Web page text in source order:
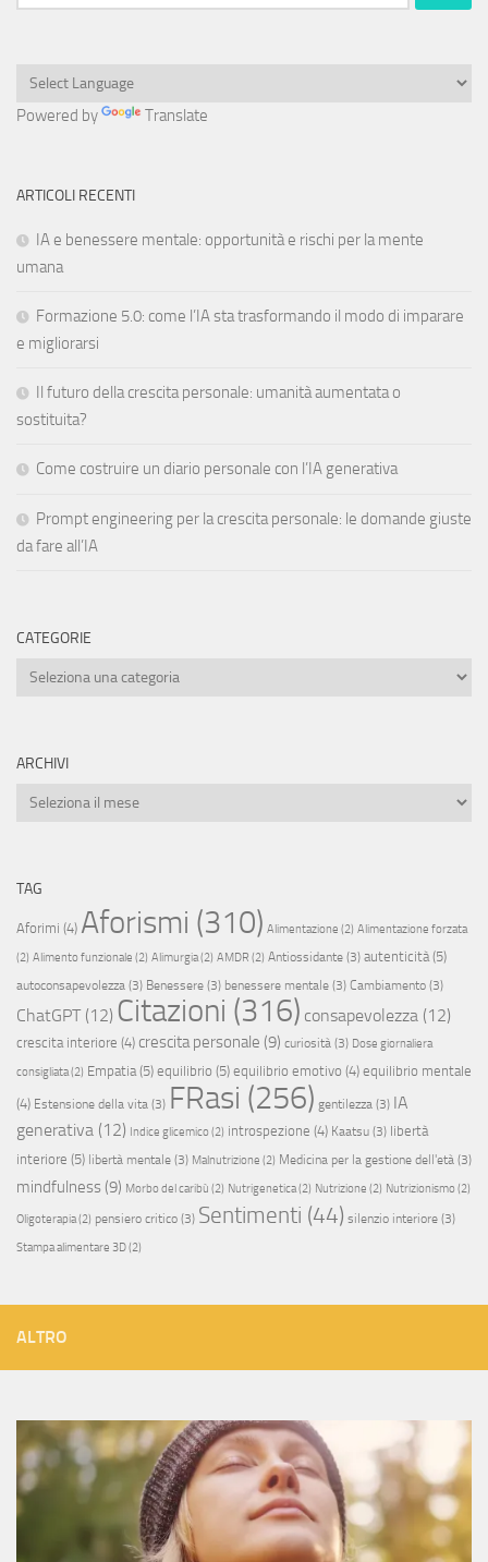
per:
Powered by Translate
ARTICOLI RECENTI
IA e benessere mentale: opportunità e rischi per la mente
umana
Formazione 5.0: come l’IA sta trasformando il modo di imparare
e migliorarsi
Il futuro della crescita personale: umanità aumentata o
sostituita?
Come costruire un diario personale con l’IA generativa
Prompt engineering per la crescita personale: le domande giuste
da fare all’IA
CATEGORIE
Categorie
ARCHIVI
Archivi
TAG
Aforimi (4) Aforismi (310) Alimentazione (2) Alimentazione forzata
(2) Alimento funzionale (2) Alimurgia(2) AMDR (2) Antiossidante (3) autenticità(5)
autoconsapevolezza (3) Benessere (3) benessere mentale (3) Cambiamento (3)
ChatGPT(12) Citazioni (316) consapevolezza (12)
crescita interiore (4) crescita personale (9) curiosità (3) Dose giornaliera
consigliata(2) Empatia(5) equilibrio (5) equilibrio emotivo (4) equilibrio mentale
(4) Estensione della vita (3) FRasi (256) gentilezza (3) IA
generativa (12) Indice glicemico (2) introspezione (4) Kaatsu (3) libertà
interiore (5) libertà mentale (3) Malnutrizione (2) Medicina per la gestione dell'età (3)
mindfulness (9) Morbo del caribù (2) Nutrigenetica(2) Nutrizione (2) Nutrizionismo (2)
Oligoterapia(2) pensiero critico (3) Sentimenti (44) silenzio interiore (3)
Stampa alimentare 3D(2)
ALTRO